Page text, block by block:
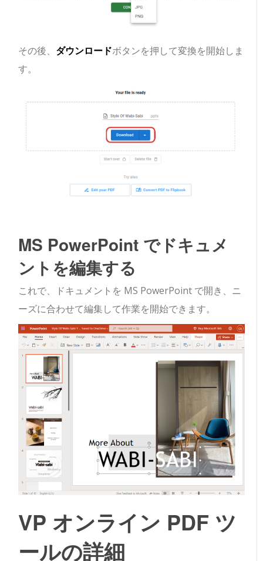
その後、 ダウンロードボタンを押して変換を開始しま
す。
MS PowerPoint でドキュメ
ントを編集する
これで、ドキュメントを MS PowerPoint で開き、ニ
ーズに合わせて編集して作業を開始できます。
VP オンライン PDF ツ
ールの詳細